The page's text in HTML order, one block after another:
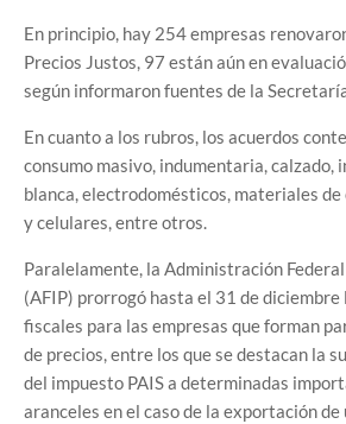
En principio, hay 254 empresas
Precios Justos, 97 están aún en
según informaron fuentes de la
En cuanto a los rubros, los acuerdos
consumo masivo, indumentaria, calzado,
blanca, electrodomésticos, materiales
y celulares, entre otros.
Paralelamente, la Administración
(AFIP) prorrogó hasta el 31 de diciembre
fiscales para las empresas que forman
de precios, entre los que se destacan la
del impuesto PAIS a determinadas
aranceles en el caso de la exportación de